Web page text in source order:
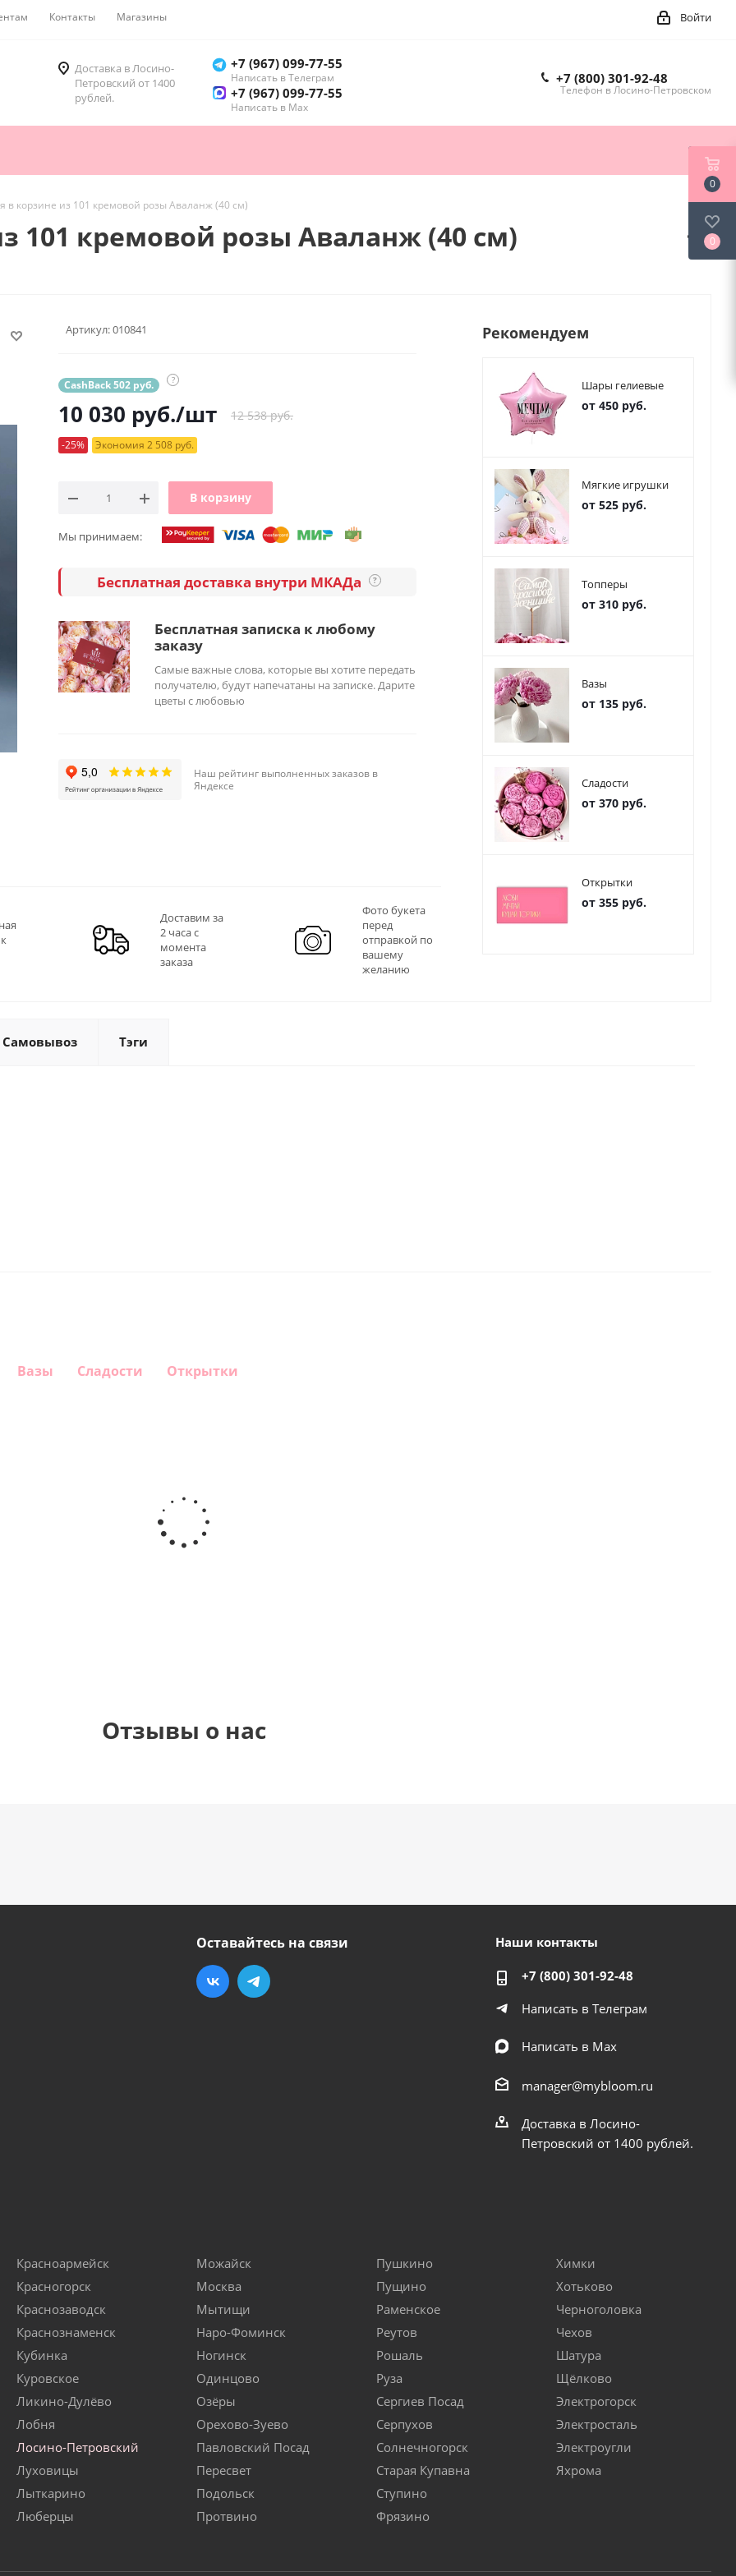
Контакты Магазины Войти
Доставка в Лосино-
Петровский от 1400
рублей.
+7 (967) 099-77-55
Написать в Телеграм
+7 (967) 099-77-55
Написать в Мах
+7 (800) 301-92-48
Телефон в Лосино-Петровском
в корзине из 101 кремовой розы Аваланж (40 см)
101 кремовой розы Аваланж (40 см)
Артикул:010841
CashBack 502 руб. ?
10 030 руб./шт 12 538 руб.
-25% Экономия 2 508 руб.
В корзину
Мы принимаем:
Бесплатная доставка внутри МКАДа ?
Бесплатная записка к любому
заказу
Самые важные слова, которые вы хотите передать
получателю, будут напечатаны на записке. Дарите
цветы с любовью
Наш рейтинг выполненных заказов в
Яндексе
Доставим за
2 часа с
момента
заказа
Фото букета
перед
отправкой по
вашему
желанию
Рекомендуем
Шары гелиевые
от 450 руб.
Мягкие игрушки
от 525 руб.
Топперы
от 310 руб.
Вазы
от 135 руб.
Сладости
от 370 руб.
Открытки
от 355 руб.
Самовывоз Тэги
Вазы Сладости Открытки
Самая
самая
Отзывы о нас
Оставайтесь на связи Наши контакты
+7 (800) 301-92-48
Написать в Телеграм
Написать в Мах
manager@mybloom.ru
Доставка в Лосино-
Петровский от 1400 рублей.
Красноармейск
Красногорск
Краснозаводск
Краснознаменск
Кубинка
Куровское
Ликино-Дулёво
Лобня
Лосино-Петровский
Луховицы
Лыткарино
Люберцы
Можайск
Москва
Мытищи
Наро-Фоминск
Ногинск
Одинцово
Озёры
Орехово-Зуево
Павловский Посад
Пересвет
Подольск
Протвино
Пушкино
Пущино
Раменское
Реутов
Рошаль
Руза
Сергиев Посад
Серпухов
Солнечногорск
Старая Купавна
Ступино
Фрязино
Химки
Хотьково
Черноголовка
Чехов
Шатура
Щёлково
Электрогорск
Электросталь
Электроугли
Яхрома
0
0